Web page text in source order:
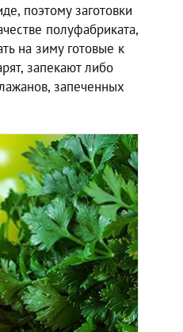
поэтому заготовки
полуфабриката,
на зиму готовые к
запекают либо
запеченных